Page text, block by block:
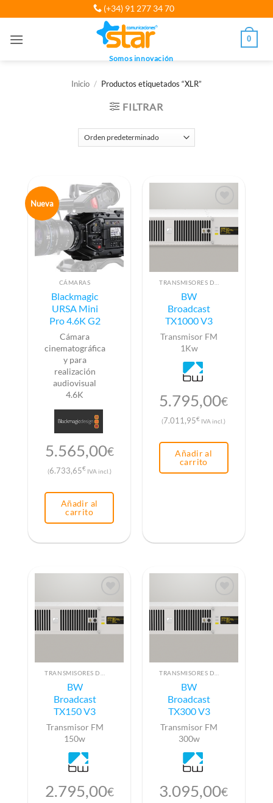
al
(+34) 91 277 34 70
Somos innovación
0
Inicio / Productos etiquetados “XLR”
FILTRAR
Nueva
CÁMARAS
Blackmagic
URSA Mini
Pro 4.6K G2
Cámara
cinematográfica
y para
realización
audiovisual
4.6K
5.565,00€
(6.733,65€IVA incl.)
Añadir al
carrito
BW
Broadcast
TX1000 V3
Transmisor FM
1Kw
5.795,00€
(7.011,95€ IVA incl.)
Añadir al
carrito
BW
Broadcast
TX150 V3
Transmisor FM
150w
2.795,00€
BW
Broadcast
TX300 V3
Transmisor FM
300w
3.095,00€